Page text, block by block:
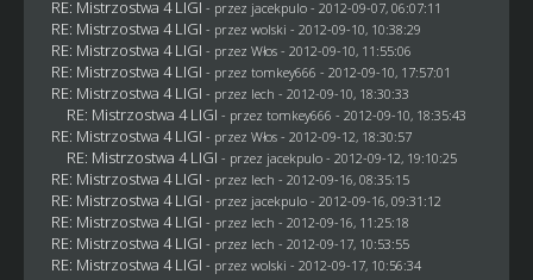
RE: Mistrzostwa 4 LIGI - przez jacekpulo- 2012-09-07, 06:07:11
RE: Mistrzostwa 4 LIGI - przez wolski - 2012-09-10, 10:38:29
RE: Mistrzostwa 4 LIGI - przez Włos- 2012-09-10, 11:55:06
RE: Mistrzostwa 4 LIGI - przez tomkey666 - 2012-09-10, 17:57:01
RE: Mistrzostwa 4 LIGI - przez lech - 2012-09-10, 18:30:33
RE: Mistrzostwa 4 LIGI - przez tomkey666 - 2012-09-10, 18:35:43
RE: Mistrzostwa 4 LIGI - przez Włos- 2012-09-12, 18:30:57
RE: Mistrzostwa 4 LIGI - przez jacekpulo- 2012-09-12, 19:10:25
RE: Mistrzostwa 4 LIGI - przez lech - 2012-09-16, 08:35:15
RE: Mistrzostwa 4 LIGI - przez jacekpulo- 2012-09-16, 09:31:12
RE: Mistrzostwa 4 LIGI - przez lech - 2012-09-16, 11:25:18
RE: Mistrzostwa 4 LIGI - przez lech - 2012-09-17, 10:53:55
RE: Mistrzostwa 4 LIGI - przez wolski - 2012-09-17, 10:56:34